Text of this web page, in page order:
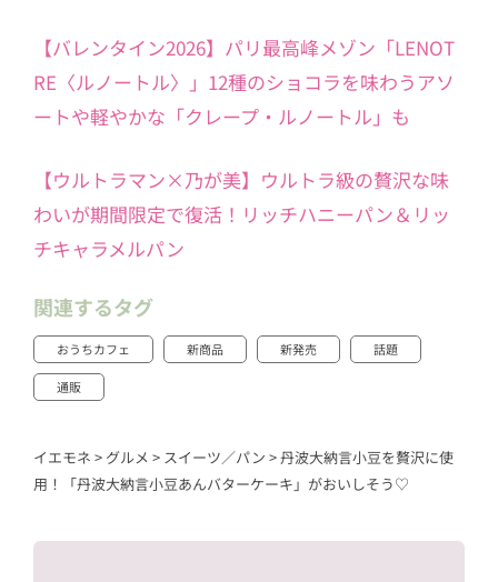
【バレンタイン2026】パリ最高峰メゾン「LENOT
RE〈ルノートル〉」12種のショコラを味わうアソ
ートや軽やかな「クレープ・ルノートル」も
【ウルトラマン×乃が美】ウルトラ級の贅沢な味
わいが期間限定で復活！リッチハニーパン＆リッ
チキャラメルパン
関連するタグ
おうちカフェ 新商品 新発売 話題
通販
イエモネ > グルメ > スイーツ／パン >丹波大納言小豆を贅沢に使
用！「丹波大納言小豆あんバターケーキ」がおいしそう♡